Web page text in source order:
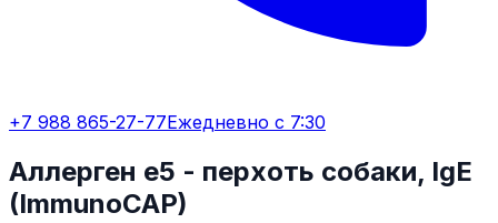
+7 988 865-27-77Ежедневно с 7:30
Аллерген e5 - перхоть собаки, IgE
(ImmunoCAP)